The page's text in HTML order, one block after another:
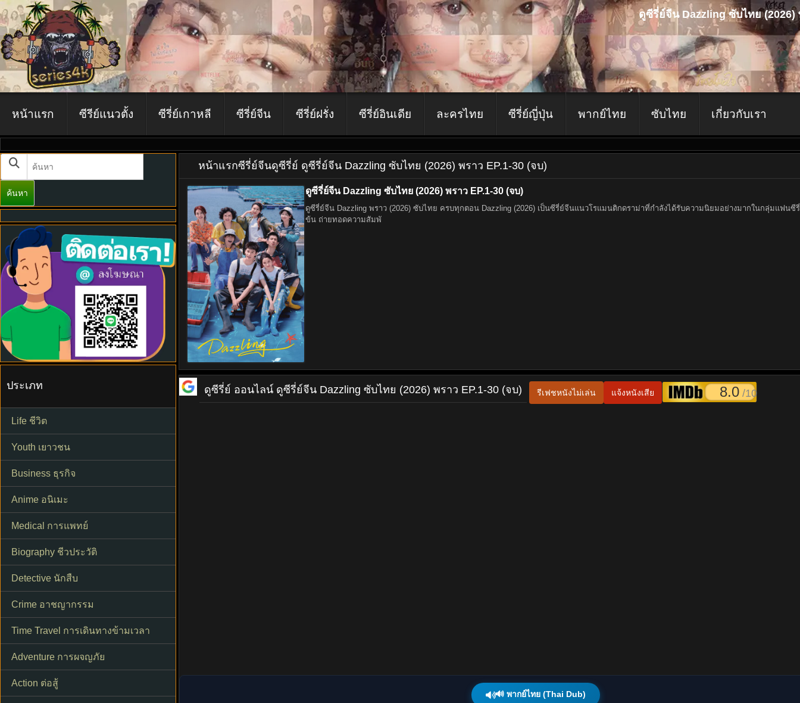
ดูซีรี่ย์จีน Dazzling ซับไทย (2026)
หน้าแรก ซีรีย์แนวตั้ง ซีรี่ย์เกาหลี ซีรี่ย์จีน ซีรี่ย์ฝรั่ง ซีรี่ย์อินเดีย ละครไทย ซีรี่ย์ญี่ปุ่น พากย์ไทย ซับไทย เกี่ยวกับเรา
ค้นหา
ประเภท
Life ชีวิต
Youth เยาวชน
Business ธุรกิจ
Anime อนิเมะ
Medical การแพทย์
Biography ชีวประวัติ
Detective นักสืบ
Crime อาชญากรรม
Time Travel การเดินทางข้ามเวลา
Adventure การผจญภัย
Action ต่อสู้
หน้าแรกซีรี่ย์จีนดูซีรี่ย์ ดูซีรี่ย์จีน Dazzling ซับไทย (2026) พราว EP.1-30 (จบ)
ดูซีรี่ย์จีน Dazzling ซับไทย (2026) พราว EP.1-30 (จบ)
ดูซีรี่ย์จีน Dazzling พราว (2026) ซับไทย ครบทุกตอน Dazzling (2026) เป็นซีรี่ย์จีนแนวโรแมนติกดราม่าที่กำลังได้รับความนิยมอย่างมากในกลุ่มแฟนซีรี่ย์จีน ด้วยเนื้อเรื่องที่เข้ม
ข้น ถ่ายทอดความสัมพั
ดูซีรี่ย์ ออนไลน์ ดูซีรี่ย์จีน Dazzling ซับไทย (2026) พราว EP.1-30 (จบ) รีเฟชหนังไม่เล่น แจ้งหนังเสีย 8.0 /10
🔊 พากย์ไทย (Thai Dub)